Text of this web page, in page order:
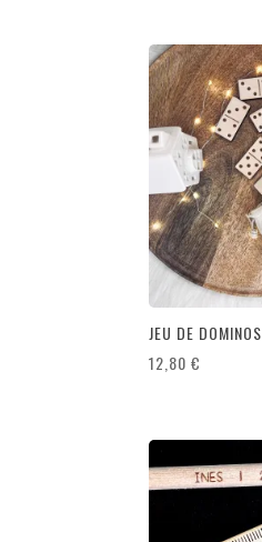
JEU DE DOMINOS
12,80€